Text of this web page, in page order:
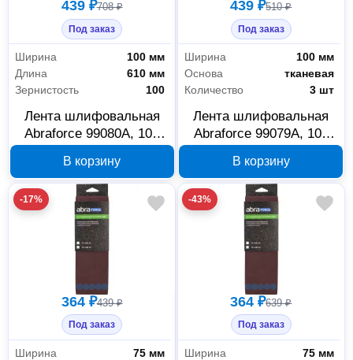
439 ₽708 ₽
Под заказ
Ширина
100 мм
Длина
610 мм
Зернистость
100
Лента шлифовальная
Abraforce 99080А, 100
В корзину
439 ₽510 ₽
Под заказ
Ширина
100 мм
Основа
тканевая
Количество
3 шт
Лента шлифовальная
Abraforce 99079А, 100
В корзину
-17%
364 ₽439 ₽
Под заказ
Ширина
75 мм
-43%
364 ₽639 ₽
Под заказ
Ширина
75 мм